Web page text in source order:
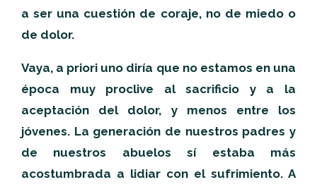
a ser una cuestión de coraje, no de miedo o
de dolor.
Vaya, a priori uno diría que no estamos en una
época muy proclive al sacrificio y a la
aceptación del dolor, y menos entre los
jóvenes. La generación de nuestros padres y
de nuestros abuelos sí estaba más
acostumbrada a lidiar con el sufrimiento. A